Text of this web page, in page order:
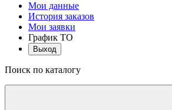
Мои данные
История заказов
Мои заявки
График ТО
Выход
Поиск по каталогу